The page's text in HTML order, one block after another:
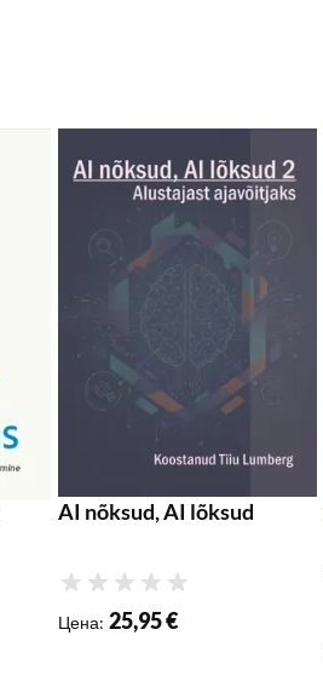
AI nõksud, AI lõksud
Рейтинг
Цена: 25,95 €
Добавить в корзину